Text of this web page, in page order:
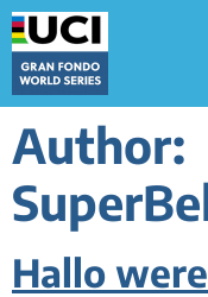
Author:
Hallo